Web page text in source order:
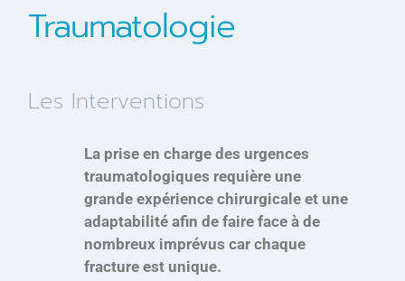
Traumatologie
Les Interventions
La prise en charge des urgences
traumatologiques requière une
grande expérience chirurgicale et une
adaptabilité afin de faire face à de
nombreux imprévus car chaque
fracture est unique.